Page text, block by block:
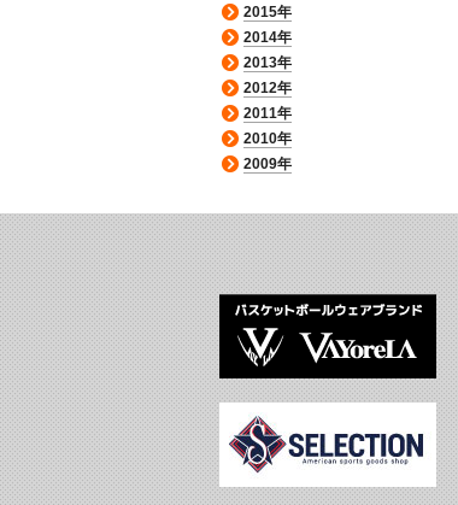
2015年
2014年
2013年
2012年
2011年
2010年
2009年